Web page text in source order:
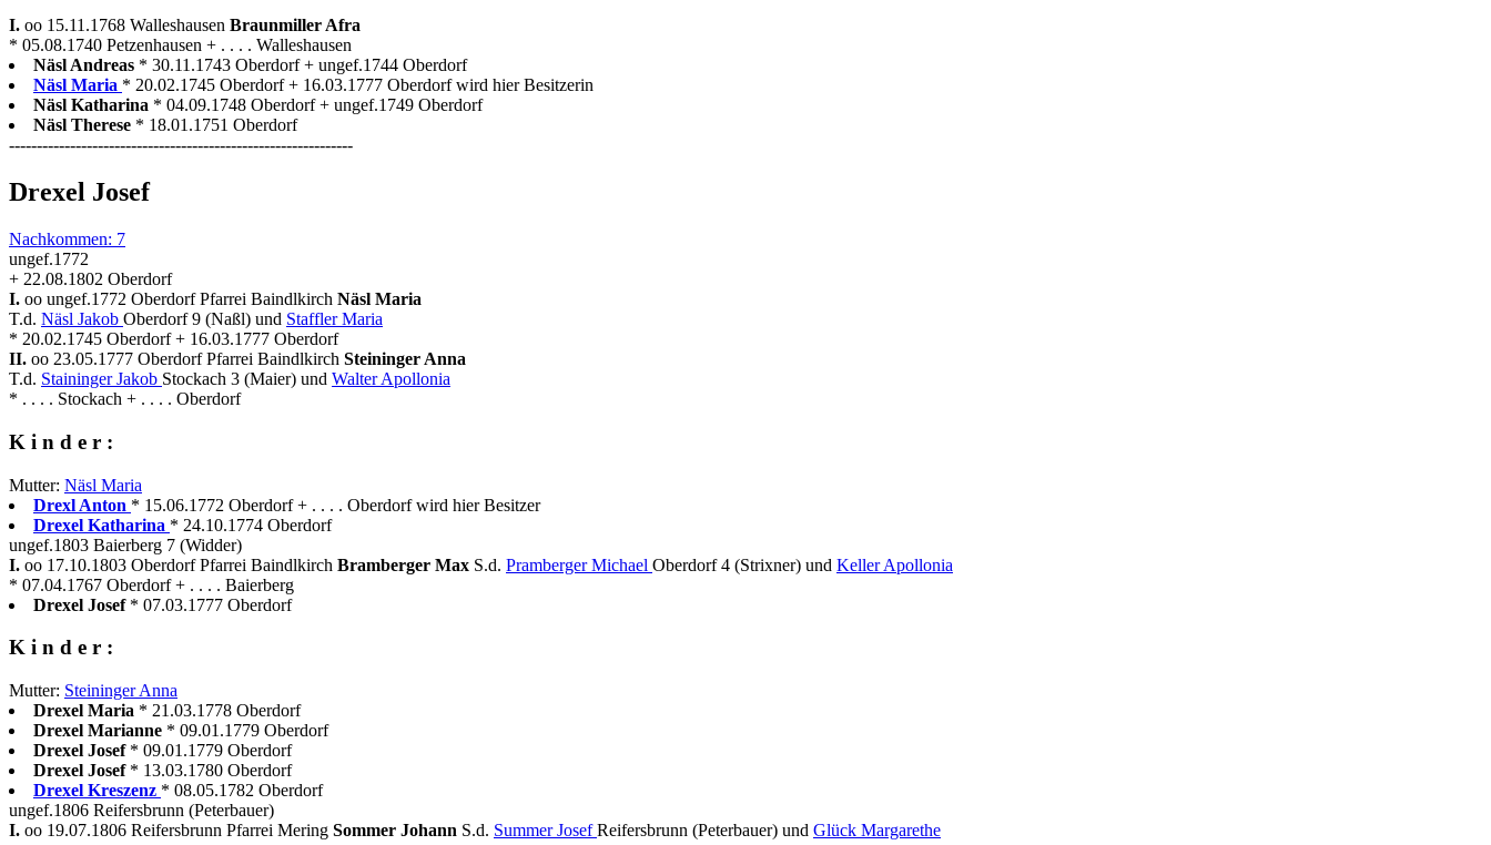
I. oo 15.11.1768 Walleshausen Braunmiller Afra
* 05.08.1740 Petzenhausen + . . . . Walleshausen
Näsl Andreas * 30.11.1743 Oberdorf + ungef.1744 Oberdorf
Näsl Maria * 20.02.1745 Oberdorf + 16.03.1777 Oberdorf wird hier Besitzerin
Näsl Katharina * 04.09.1748 Oberdorf + ungef.1749 Oberdorf
Näsl Therese * 18.01.1751 Oberdorf
--------------------------------------------------------------
Drexel Josef
Nachkommen: 7
ungef.1772
+ 22.08.1802 Oberdorf
I. oo ungef.1772 Oberdorf Pfarrei Baindlkirch Näsl Maria
T.d. Näsl Jakob Oberdorf 9 (Naßl) und Staffler Maria
* 20.02.1745 Oberdorf + 16.03.1777 Oberdorf
II. oo 23.05.1777 Oberdorf Pfarrei Baindlkirch Steininger Anna
T.d. Staininger Jakob Stockach 3 (Maier) und Walter Apollonia
* . . . . Stockach + . . . . Oberdorf
K i n d e r :
Mutter: Näsl Maria
Drexl Anton * 15.06.1772 Oberdorf + . . . . Oberdorf wird hier Besitzer
Drexel Katharina * 24.10.1774 Oberdorf
ungef.1803 Baierberg 7 (Widder)
I. oo 17.10.1803 Oberdorf Pfarrei Baindlkirch Bramberger Max S.d. Pramberger Michael Oberdorf 4 (Strixner) und Keller Apollonia
* 07.04.1767 Oberdorf + . . . . Baierberg
Drexel Josef * 07.03.1777 Oberdorf
K i n d e r :
Mutter: Steininger Anna
Drexel Maria * 21.03.1778 Oberdorf
Drexel Marianne * 09.01.1779 Oberdorf
Drexel Josef * 09.01.1779 Oberdorf
Drexel Josef * 13.03.1780 Oberdorf
Drexel Kreszenz * 08.05.1782 Oberdorf
ungef.1806 Reifersbrunn (Peterbauer)
I. oo 19.07.1806 Reifersbrunn Pfarrei Mering Sommer Johann S.d. Summer JosefReifersbrunn (Peterbauer) und Glück Margarethe